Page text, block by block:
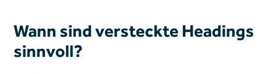
Wann sind versteckte Headings
sinnvoll?